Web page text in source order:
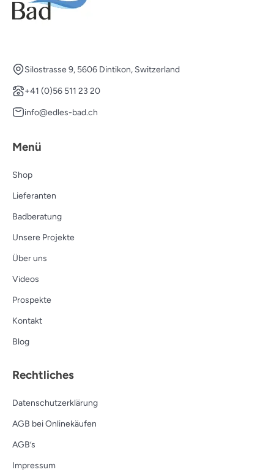
Silostrasse 9, 5606 Dintikon, Switzerland
+41 (0)56 511 23 20
info@edles-bad.ch
Menü
Shop
Lieferanten
Badberatung
Unsere Projekte
Über uns
Videos
Prospekte
Kontakt
Blog
Rechtliches
Datenschutzerklärung
AGB bei Onlinekäufen
AGB’s
Impressum